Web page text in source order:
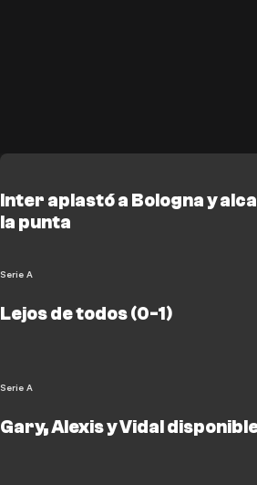
Inter aplastó a Bologna y
la punta
Serie A
Lejos de todos (0-1)
Serie A
Gary, Alexis y Vidal